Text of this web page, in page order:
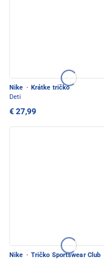
Nike · Krátke tričko
Deti
€ 27,99
Nike · Tričko Sportswear Club